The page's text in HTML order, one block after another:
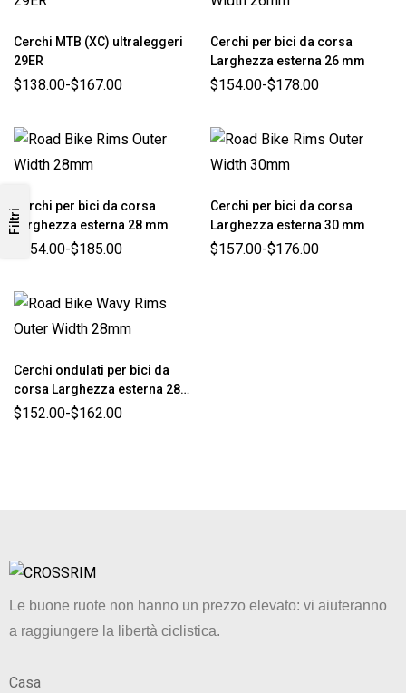
Filtri
Cerchi MTB (XC) ultraleggeri
29ER
$138.00-$167.00
Cerchi per bici da corsa
Larghezza esterna 26 mm
$154.00-$178.00
Cerchi per bici da corsa
Larghezza esterna 28 mm
154.00-$185.00
Cerchi per bici da corsa
Larghezza esterna 30 mm
$157.00-$176.00
Cerchi ondulati per bici da
corsa Larghezza esterna 28
mm
$152.00-$162.00
Le buone ruote non hanno un prezzo elevato: vi aiuteranno
a raggiungere la libertà ciclistica.
Casa